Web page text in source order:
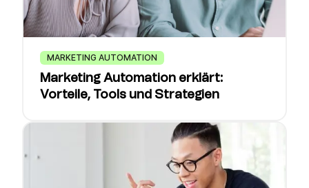
MARKETING AUTOMATION
Marketing Automation erklärt:
Vorteile, Tools und Strategien